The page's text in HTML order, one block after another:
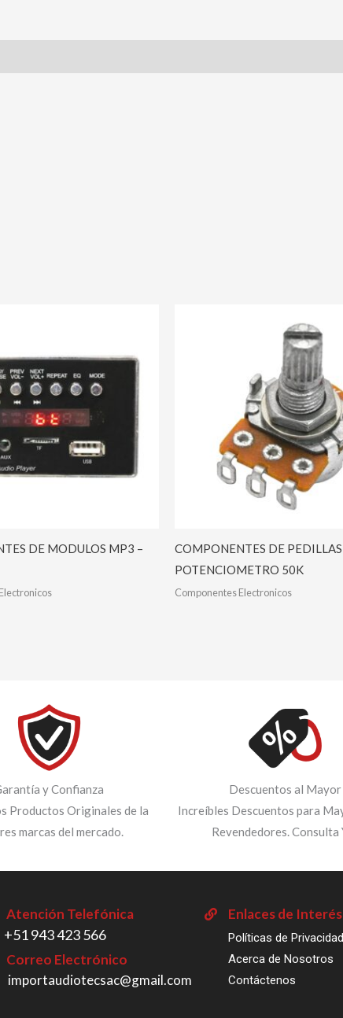
DE MODULOS MP3 –
COMPONENTES DE
POTENCIOMETRO 50K
Componentes Electronicos
y Confianza
Productos Originales de la
marcas del mercado.
Descuentos al Mayor
Increíbles Descuentos para
Revendedores. Consulta
Atención Telefónica
‎+51 943 423 566
Correo Electrónico
importaudiotecsac@gmail.com
Enlaces de Interés
Políticas de Privacidad
Acerca de Nosotros
Contáctenos